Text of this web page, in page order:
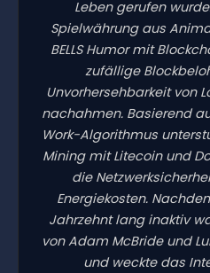
Leben gerufen
Spielwährung aus
BELLS Humor mit
zufällige
Unvorhersehbarkeit von
nachahmen. Basierend
Work-Algorithmus
Mining mit Litecoin und
die
Energiekosten.
Jahrzehnt lang inaktiv
von Adam McBride und
und weckte das